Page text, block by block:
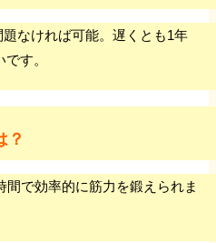
治療期間
謝料について
よる休業補償について
なければ可能。遅くとも1年
す。
？
間で効率的に筋力を鍛えられま